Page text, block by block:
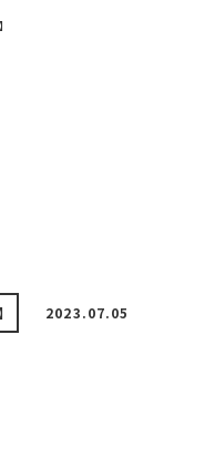
2023.07.05